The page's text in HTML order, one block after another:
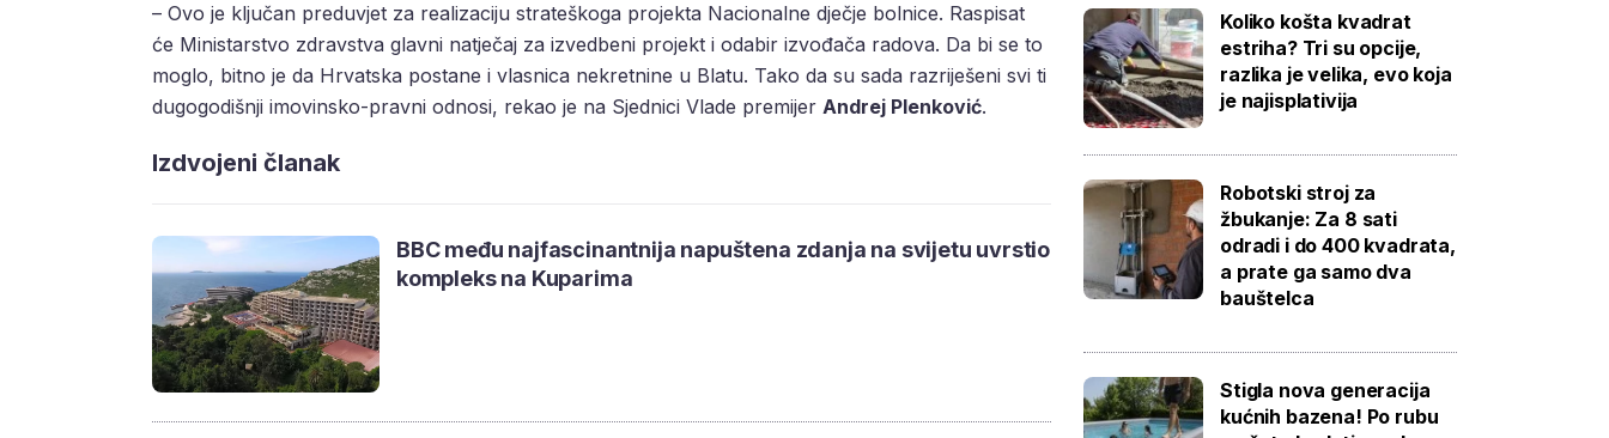
– Ovo je ključan preduvjet za realizaciju strateškoga projekta Nacionalne dječje bolnice. Raspisat
će Ministarstvo zdravstva glavni natječaj za izvedbeni projekt i odabir izvođača radova. Da bi se to
moglo, bitno je da Hrvatska postane i vlasnica nekretnine u Blatu. Tako da su sada razriješeni svi ti
dugogodišnji imovinsko-pravni odnosi, rekao je na Sjednici Vlade premijer Andrej Plenković.
Izdvojeni članak
BBC među najfascinantnija napuštena zdanja na svijetu uvrstio
kompleks na Kuparima
Koliko košta kvadrat
estriha? Tri su opcije,
razlika je velika, evo koja
je najisplativija
Robotski stroj za
žbukanje: Za 8 sati
odradi i do 400 kvadrata,
a prate ga samo dva
bauštelca
Stigla nova generacija
kućnih bazena! Po rubu